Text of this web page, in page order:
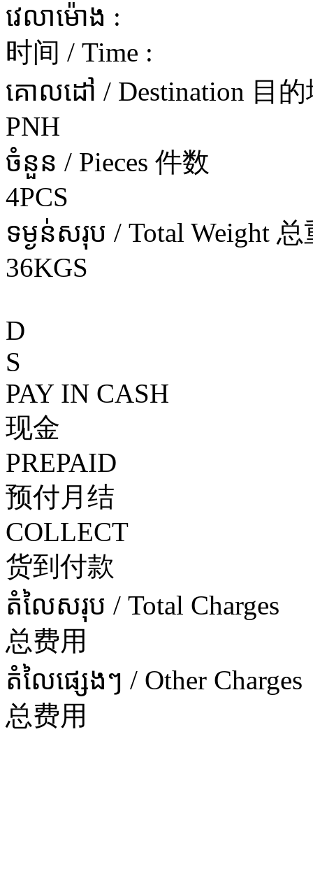
វេលាម៉ោង :
时间 / Time :
គោលដៅ / Destination 目的
PNH
ចំនួន / Pieces 件数
4PCS
ទម្ងន់សរុប / Total Weight 总
36KGS
D
S
PAY IN CASH
现金
PREPAID
预付月结
COLLECT
货到付款
តំលៃសរុប / Total Charges
总费用
តំលៃផ្សេងៗ / Other Charges
总费用